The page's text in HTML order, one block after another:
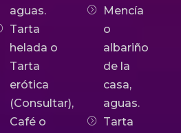
aguas.
Tarta
helada o
Tarta
erótica
(Consultar),
Café o
Mencía
o
albariño
de la
casa,
aguas.
Tarta